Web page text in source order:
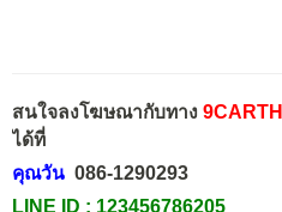
สนใจลงโฆษณากับทาง
ได้ที่
คุณวัน 086-1290293
LINE ID : 123456786205